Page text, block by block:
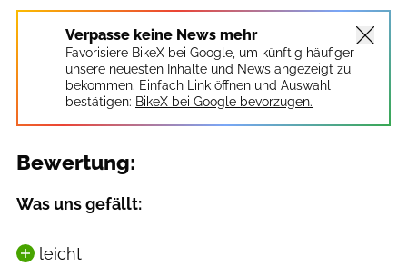
Verpasse keine News mehr
Favorisiere BikeX bei Google, um künftig häufiger
unsere neuesten Inhalte und News angezeigt zu
bekommen. Einfach Link öffnen und Auswahl
bestätigen: BikeX bei Google bevorzugen.
Bewertung:
Was uns gefällt:
leicht